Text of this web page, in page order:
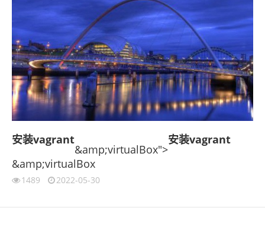
安装vagrant
&amp;virtualBox">
安装vagrant
&amp;virtualBox
1489 2022-05-30